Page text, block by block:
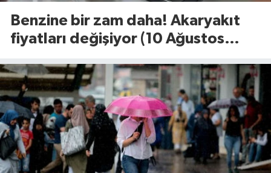
Benzine bir zam daha! Akaryakıt
fiyatları değişiyor (10 Ağustos